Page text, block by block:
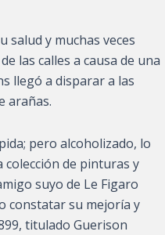
salud y muchas veces
las calles a causa de una
llegó a disparar a las
arañas.
pero alcoholizado, lo
de pinturas y
suyo de Le Figaro
constatar su mejoría y
titulado Guerison